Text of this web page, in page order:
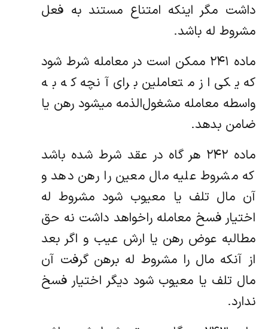
داشت مگر اینکه امتناع مستند به فعل
مشروط‌ له باشد.
ماده ۲۴۱ ممکن است در معامله شرط شود
که یکی از متعاملین برای آنچه که به
واسطه معامله مشغول‌الذمه میشود رهن یا
ضامن بدهد.
ماده ۲۴۲ هر گاه در عقد شرط شده باشد
که مشروط علیه مال معین را رهن دهد و
آن مال تلف یا معیوب شود مشروط ‌له
اختیار فسخ معامله را‌خواهد داشت نه حق
مطالبه عوض رهن یا ارش عیب و اگر بعد
از آنکه مال را مشروط‌ له برهن گرفت آن
مال تلف یا معیوب شود دیگر اختیار فسخ‌
ندارد.